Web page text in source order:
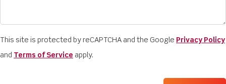
This site is protected by reCAPTCHA and the Google Privacy Policy
and Terms of Service apply.